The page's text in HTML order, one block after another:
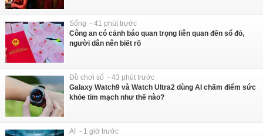
Sống - 41 phút trước
Công an có cảnh báo quan trọng liên quan đến sổ đỏ,
người dân nên biết rõ
Đồ chơi số - 43 phút trước
Galaxy Watch9 và Watch Ultra2 dùng AI chấm điểm sức
khỏe tim mạch như thế nào?
AI - 1 giờ trước